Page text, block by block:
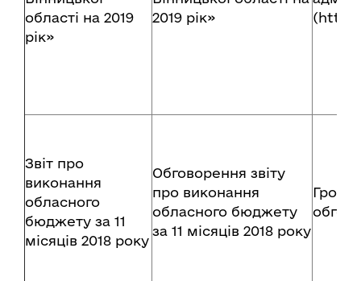
області на 2019
рік»
2019 рік»
Звіт про
виконання
обласного
бюджету за 11
місяців 2018 року
Обговорення звіту
про виконання
обласного бюджету
за 11 місяців 2018 року